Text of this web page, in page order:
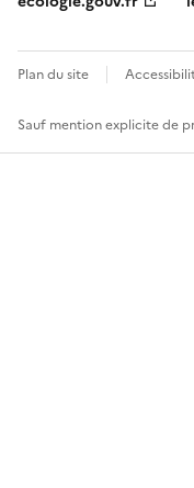
Plan du site
Sauf mention explicite de